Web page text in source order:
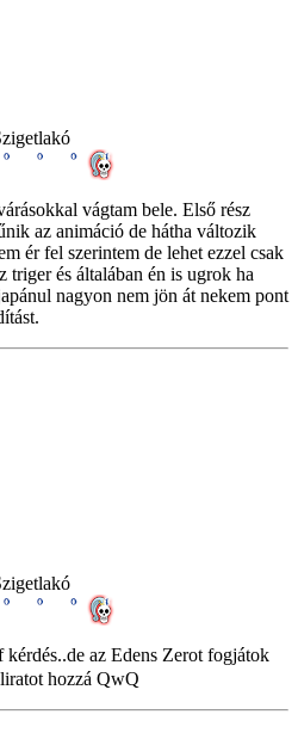
vágtam bele. Első rész
az animáció de hátha változik
ér fel szerintem de lehet ezzel csak
és általában én is ugrok ha
nagyon nem jön át nekem pont
kérdés..de az Edens Zerot fogjátok
hozzá QwQ